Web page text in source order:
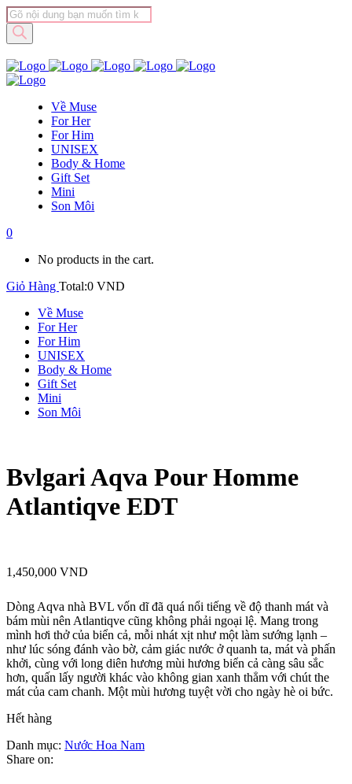
Tìm
kiếm
sản
Về Muse
For Her
For Him
UNISEX
Body & Home
Gift Set
Mini
Son Môi
0
No products in the cart.
Giỏ Hàng Total:0 VND
Về Muse
For Her
For Him
UNISEX
Body & Home
Gift Set
Mini
Son Môi
Bvlgari Aqva Pour Homme
Atlantiqve EDT
1,450,000 VND
Dòng Aqva nhà BVL vốn dĩ đã quá nổi tiếng về độ thanh mát và
bám mùi nên Atlantiqve cũng không phải ngoại lệ. Mang trong
mình hơi thở của biển cả, mỗi nhát xịt như một làm sướng lạnh –
như lúc sóng đánh vào bờ, cảm giác nước ở quanh ta, mát và phấn
khởi, cùng với long diên hương mùi hương biển cả càng sâu sắc
hơn, quấn lấy người khác vào không gian xanh thẳm với chút the
mát của cam chanh. Một mùi hương tuyệt vời cho ngày hè oi bức.
Hết hàng
Danh mục: Nước Hoa Nam
Share on: